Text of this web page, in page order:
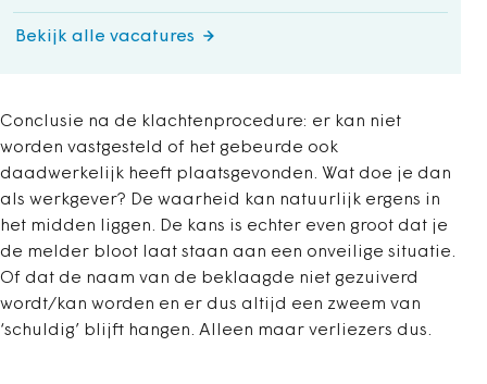
Bekijk alle vacatures
Conclusie na de klachtenprocedure: er kan niet
worden vastgesteld of het gebeurde ook
daadwerkelijk heeft plaatsgevonden. Wat doe je dan
als werkgever? De waarheid kan natuurlijk ergens in
het midden liggen. De kans is echter even groot dat je
de melder bloot laat staan aan een onveilige situatie.
Of dat de naam van de beklaagde niet gezuiverd
wordt/kan worden en er dus altijd een zweem van
‘schuldig’ blijft hangen. Alleen maar verliezers dus.